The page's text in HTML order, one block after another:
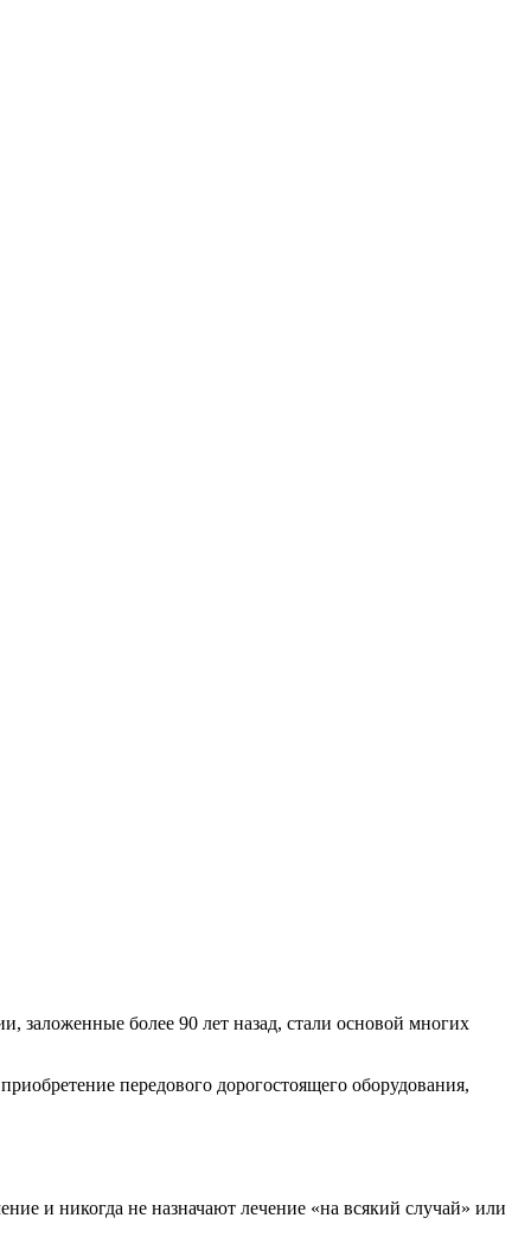
заложенные более 90 лет назад, стали основой многих
передового дорогостоящего оборудования,
и никогда не назначают лечение «на всякий случай» или